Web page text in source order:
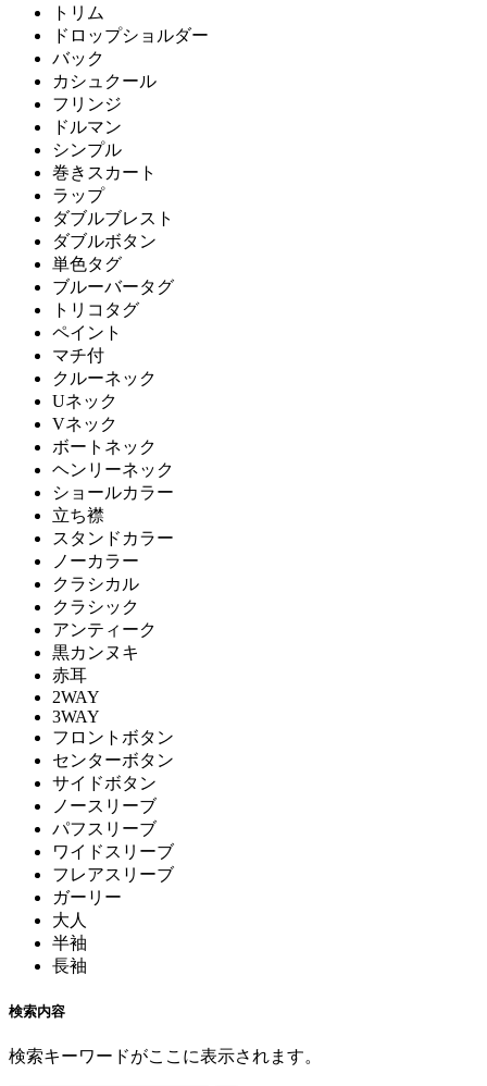
トリム
ドロップショルダー
バック
カシュクール
フリンジ
ドルマン
シンプル
巻きスカート
ラップ
ダブルブレスト
ダブルボタン
単色タグ
ブルーバータグ
トリコタグ
ペイント
マチ付
クルーネック
Uネック
Vネック
ボートネック
ヘンリーネック
ショールカラー
立ち襟
スタンドカラー
ノーカラー
クラシカル
クラシック
アンティーク
黒カンヌキ
赤耳
2WAY
3WAY
フロントボタン
センターボタン
サイドボタン
ノースリーブ
パフスリーブ
ワイドスリーブ
フレアスリーブ
ガーリー
大人
半袖
長袖
検索内容
検索キーワードがここに表示されます。